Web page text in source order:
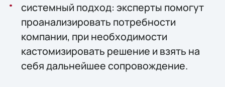
системный подход: эксперты помогут
проанализировать потребности
компании, при необходимости
кастомизировать решение и взять на
себя дальнейшее сопровождение.